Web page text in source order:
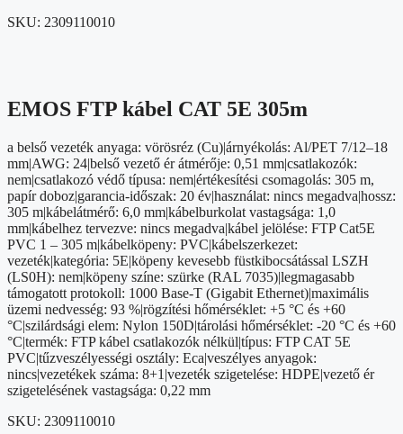
SKU: 2309110010
EMOS FTP kábel CAT 5E 305m
a belső vezeték anyaga: vörösréz (Cu)|árnyékolás: Al/PET 7/12–18
mm|AWG: 24|belső vezető ér átmérője: 0,51 mm|csatlakozók:
nem|csatlakozó védő típusa: nem|értékesítési csomagolás: 305 m,
papír doboz|garancia-időszak: 20 év|használat: nincs megadva|hossz:
305 m|kábelátmérő: 6,0 mm|kábelburkolat vastagsága: 1,0
mm|kábelhez tervezve: nincs megadva|kábel jelölése: FTP Cat5E
PVC 1 – 305 m|kábelköpeny: PVC|kábelszerkezet:
vezeték|kategória: 5E|köpeny kevesebb füstkibocsátással LSZH
(LS0H): nem|köpeny színe: szürke (RAL 7035)|legmagasabb
támogatott protokoll: 1000 Base-T (Gigabit Ethernet)|maximális
üzemi nedvesség: 93 %|rögzítési hőmérséklet: +5 °C és +60
°C|szilárdsági elem: Nylon 150D|tárolási hőmérséklet: -20 °C és +60
°C|termék: FTP kábel csatlakozók nélkül|típus: FTP CAT 5E
PVC|tűzveszélyességi osztály: Eca|veszélyes anyagok:
nincs|vezetékek száma: 8+1|vezeték szigetelése: HDPE|vezető ér
szigetelésének vastagsága: 0,22 mm
SKU: 2309110010